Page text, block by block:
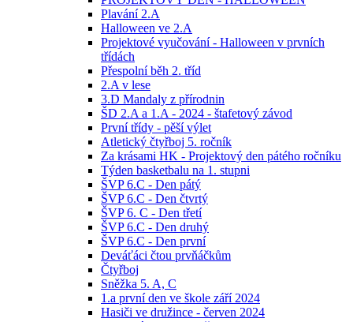
Plavání 2.A
Halloween ve 2.A
Projektové vyučování - Halloween v prvních
třídách
Přespolní běh 2. tříd
2.A v lese
3.D Mandaly z přírodnin
ŠD 2.A a 1.A - 2024 - štafetový závod
První třídy - pěší výlet
Atletický čtyřboj 5. ročník
Za krásami HK - Projektový den pátého ročníku
Týden basketbalu na 1. stupni
ŠVP 6.C - Den pátý
ŠVP 6.C - Den čtvrtý
ŠVP 6. C - Den třetí
ŠVP 6.C - Den druhý
ŠVP 6.C - Den první
Deváťáci čtou prvňáčkům
Čtyřboj
Sněžka 5. A, C
1.a první den ve škole září 2024
Hasiči ve družince - červen 2024